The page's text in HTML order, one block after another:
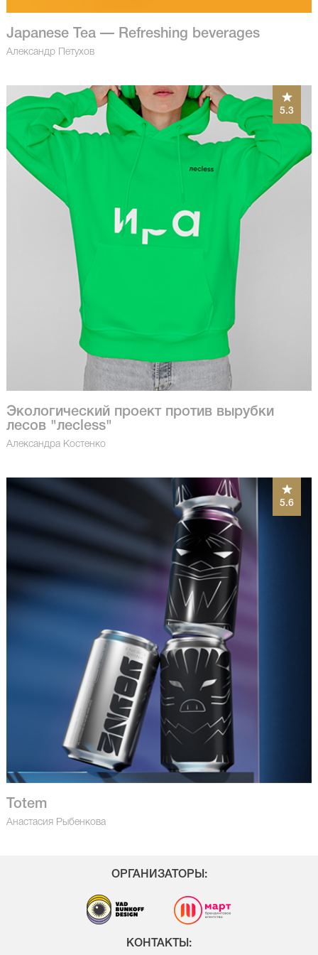
Japanese Tea — Refreshing beverages
Александр Петухов
5.3
Экологический проект против вырубки
лесов "лесless"
Александра Костенко
5.6
Totem
Анастасия Рыбенкова
ОРГАНИЗАТОРЫ:
КОНТАКТЫ: